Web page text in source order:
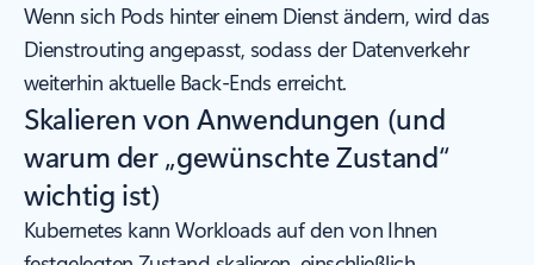
Wenn sich Pods hinter einem Dienst ändern, wird das
Dienstrouting angepasst, sodass der Datenverkehr
weiterhin aktuelle Back-Ends erreicht.
Skalieren von Anwendungen (und
warum der „gewünschte Zustand“
wichtig ist)
Kubernetes kann Workloads auf den von Ihnen